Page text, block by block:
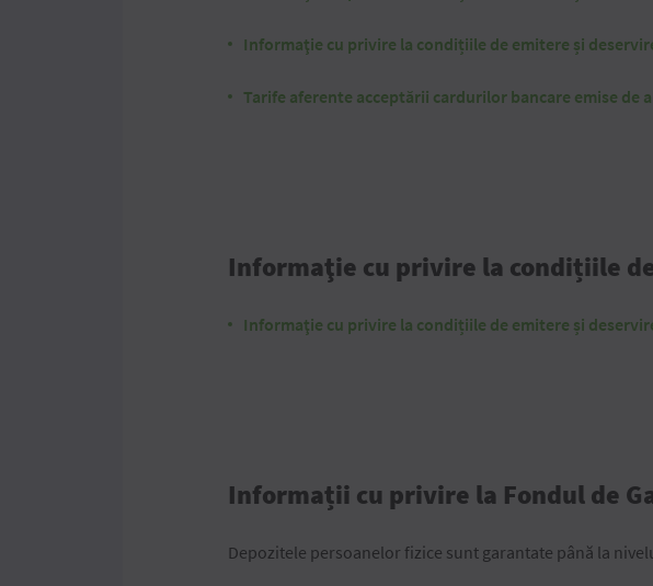
Informaţie cu privire la condițiile de emitere și
Tarife aferente acceptării cardurilor bancare emise de
Informaţie cu privire la condițiile
Informaţie cu privire la condițiile de emitere și
Informații cu privire la Fondul de
Depozitele persoanelor fizice sunt garantate până la